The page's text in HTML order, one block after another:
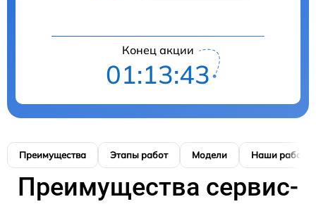
Конец акции
01:13:42
Преимущества Этапы работ Модели Наши работы
Преимущества сервис-